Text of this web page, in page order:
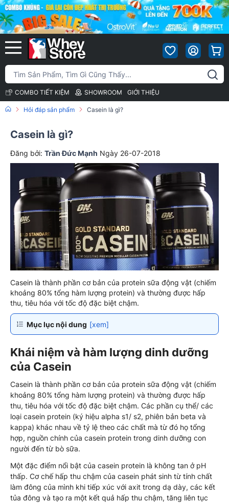
COMBO TIẾT KIỆM SHOWROOM GIỚI THIỆU
Hỏi đáp sản phẩm Casein là gì?
Casein là gì?
Đăng bởi: Trần Đức Mạnh Ngày 26-07-2018
Casein là thành phần cơ bản của protein sữa động vật (chiếm
khoảng 80% tổng hàm lượng protein) và thường được hấp
thu, tiêu hóa với tốc độ đặc biệt chậm.
Mục lục nội dung [xem]
Khái niệm và hàm lượng dinh dưỡng
của Casein
Casein là thành phần cơ bản của protein sữa động vật (chiếm
khoảng 80% tổng hàm lượng protein) và thường được hấp
thu, tiêu hóa với tốc độ đặc biệt chậm. Các phần cụ thể/ các
loại casein protein (ký hiệu alpha s1/ s2, phiên bản beta và
kappa) khác nhau về tỷ lệ theo các chất mà từ đó họ tổng
hợp, nguồn chính của casein protein trong dinh dưỡng con
người đến từ bò sữa.
Một đặc điểm nổi bật của casein protein là không tan ở pH
thấp. Cơ chế hấp thu chậm của casein phát sinh từ tính chất
làm đông của mình khi tiếp xúc với axit trong dạ dày, các kết
tủa đông và tạo ra một kết quả hấp thu chậm, tăng liên tục